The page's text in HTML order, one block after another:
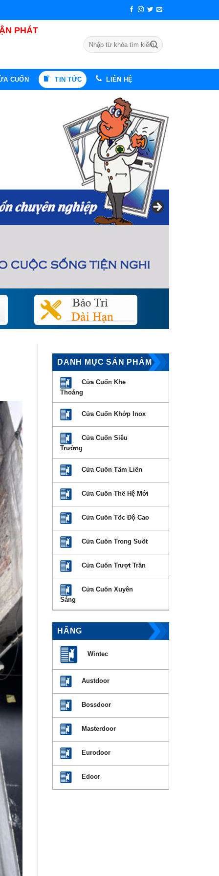
PHÁT
Tìm
kiếm:
CUỐN TIN TỨC LIÊN HỆ
DANH MỤC SẢN PHẨM
Cửa Cuốn Khe
Thoáng
Cửa Cuốn Khớp Inox
Cửa Cuốn Siêu
Trường
Cửa Cuốn Tấm Liền
Cửa Cuốn Thế Hệ Mới
Cửa Cuốn Tốc Độ Cao
Cửa Cuốn Trong Suốt
Cửa Cuốn Trượt Trần
Cửa Cuốn Xuyên
Sáng
HÃNG
Wintec
Austdoor
Bossdoor
Masterdoor
Eurodoor
Edoor